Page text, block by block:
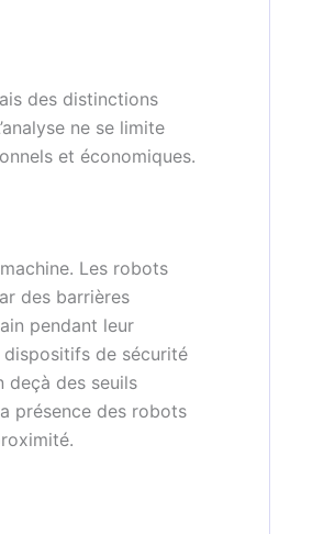
des distinctions
ne se limite
et économiques.
Les robots
des barrières
pendant leur
de sécurité
deçà des seuils
présence des robots